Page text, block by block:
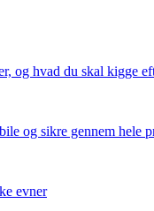
og hvad du skal kigge
og sikre gennem hele
evner